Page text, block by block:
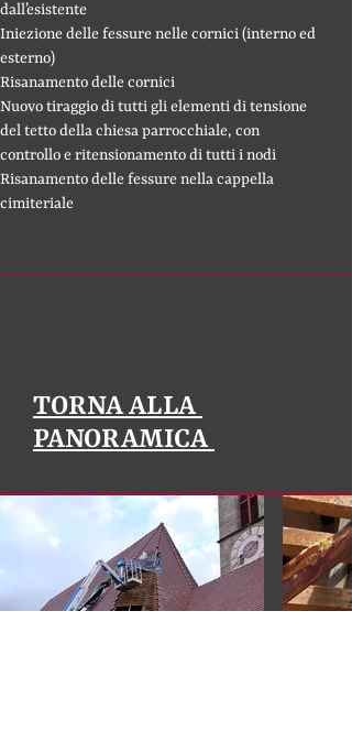
dall’esistente
Iniezione delle fessure nelle cornici (interno ed
esterno)
Risanamento delle cornici
Nuovo tiraggio di tutti gli elementi di tensione
del tetto della chiesa parrocchiale, con
controllo e ritensionamento di tutti i nodi
Risanamento delle fessure nella cappella
cimiteriale
TORNA ALLA
PANORAMICA